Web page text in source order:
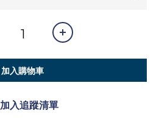
加入購物車
加入追蹤清單